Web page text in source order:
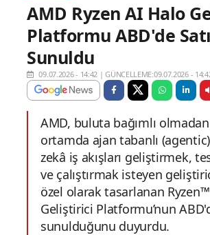
AMD Ryzen AI Halo
Platformu ABD'de
Sunuldu
09.07.2026 - 14:42 |GÜNCELLEME:09.07.2026 -
AMD, buluta bağımlı
ortamda ajan tabanlı
zekâ iş akışları geliştirmek,
ve çalıştırmak isteyen
özel olarak tasarlanan
Geliştirici Platformu’nun
sunulduğunu duyurdu.